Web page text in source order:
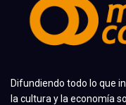
Difundiendo todo lo que
la cultura y la economía